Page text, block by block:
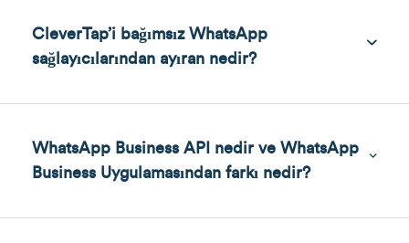
CleverTap’i bağımsız WhatsApp
sağlayıcılarından ayıran nedir?
WhatsApp Business API nedir ve WhatsApp
Business Uygulamasından farkı nedir?